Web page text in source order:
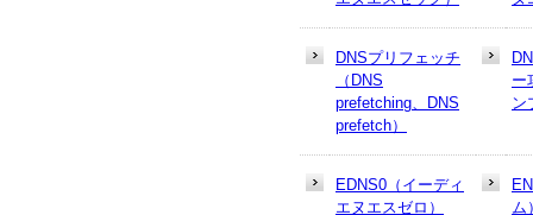
DNSプリフェッチ
（DNS
prefetching、DNS
prefetch）
ー
ン
EDNS0（イーディ
エヌエスゼロ）
ム